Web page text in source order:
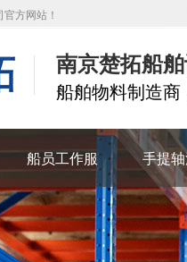
方网站！
南京楚拓船
船舶物料制造
船员工作服 手提